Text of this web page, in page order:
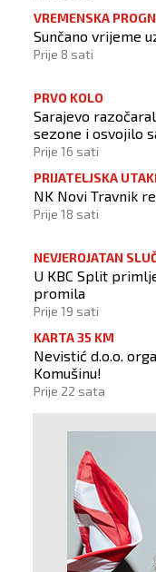
VREMENSKA
Sunčano vrijeme
Prije 8 sati
PRVO KOLO
Sarajevo
sezone i osvojilo
Vrapčićima
Prije 16 sati
PRIJATELJSKA
NK Novi Travnik
Prije 18 sati
NEVJEROJATAN
U KBC Split
promila
Prije 19 sati
KARTA 35 KM
Nevistić d.o.o.
Komušinu!
Prije 22 sata